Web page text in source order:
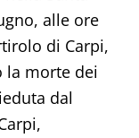
alle ore
di Carpi,
la morte dei
dal